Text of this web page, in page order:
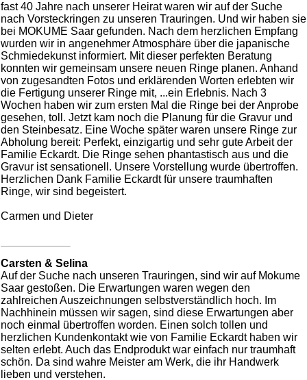
fast 40 Jahre nach unserer Heirat waren wir auf der Suche
nach Vorsteckringen zu unseren Trauringen. Und wir haben sie
bei MOKUME Saar gefunden. Nach dem herzlichen Empfang
wurden wir in angenehmer Atmosphäre über die japanische
Schmiedekunst informiert. Mit dieser perfekten Beratung
konnten wir gemeinsam unsere neuen Ringe planen. Anhand
von zugesandten Fotos und erklärenden Worten erlebten wir
die Fertigung unserer Ringe mit, ...ein Erlebnis. Nach 3
Wochen haben wir zum ersten Mal die Ringe bei der Anprobe
gesehen, toll. Jetzt kam noch die Planung für die Gravur und
den Steinbesatz. Eine Woche später waren unsere Ringe zur
Abholung bereit: Perfekt, einzigartig und sehr gute Arbeit der
Familie Eckardt. Die Ringe sehen phantastisch aus und die
Gravur ist sensationell. Unsere Vorstellung wurde übertroffen.
Herzlichen Dank Familie Eckardt für unsere traumhaften
Ringe, wir sind begeistert.
Carmen und Dieter
Carsten & Selina
Auf der Suche nach unseren Trauringen, sind wir auf Mokume
Saar gestoßen. Die Erwartungen waren wegen den
zahlreichen Auszeichnungen selbstverständlich hoch. Im
Nachhinein müssen wir sagen, sind diese Erwartungen aber
noch einmal übertroffen worden. Einen solch tollen und
herzlichen Kundenkontakt wie von Familie Eckardt haben wir
selten erlebt. Auch das Endprodukt war einfach nur traumhaft
schön. Da sind wahre Meister am Werk, die ihr Handwerk
lieben und verstehen.